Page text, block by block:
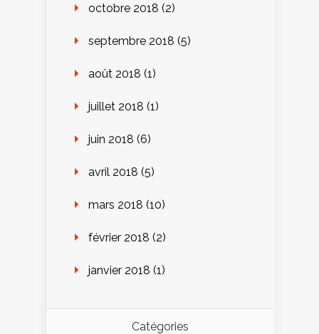
octobre 2018 (2)
septembre 2018 (5)
août 2018 (1)
juillet 2018 (1)
juin 2018 (6)
avril 2018 (5)
mars 2018 (10)
février 2018 (2)
janvier 2018 (1)
Catégories